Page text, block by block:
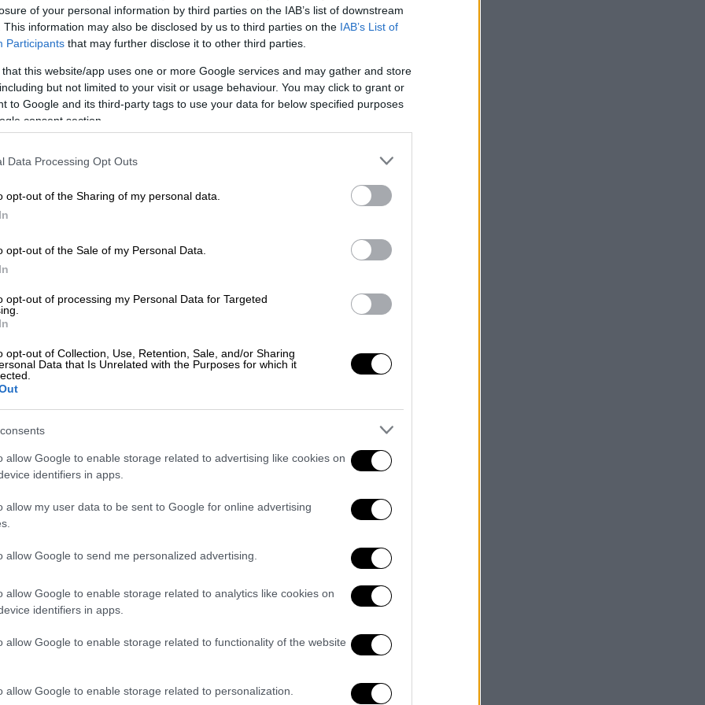
of your personal information by third parties on the IAB’s list of downstream
This information may also be disclosed by us to third parties on the IAB’s List of
Participants that may further disclose it to other third parties.
that this website/app uses one or more Google services and may gather and store
but not limited to your visit or usage behaviour. You may click to grant or
to Google and its third-party tags to use your data for below specified purposes
consent section.
Data Processing Opt Outs
opt-out of the Sharing of my personal data.
opt-out of the Sale of my Personal Data.
opt-out of processing my Personal Data for Targeted
opt-out of Collection, Use, Retention, Sale, and/or Sharing
Data that Is Unrelated with the Purposes for which it
allow Google to enable storage related to advertising like cookies on
identifiers in apps.
allow my user data to be sent to Google for online advertising
allow Google to send me personalized advertising.
allow Google to enable storage related to analytics like cookies on
identifiers in apps.
allow Google to enable storage related to functionality of the website
allow Google to enable storage related to personalization.
video
, η οποία έχει μια βαθιά ριζωμένη ιστορία
χρόνια πολιτισμού και 1000 χρόνια
χρόνια ζωής της και θα αποτελέσει το
χώρα μας», αναφέρει, ενώ αφήνοντας και
είπε με νόημα: «
πραξικοπήματος κατά της χώρας μας.
και τις παγίδες της εξάρτησης.
για να αντισταθμίσουμε τις απώλειες
νέα Κόκκινη Μηλιά του έθνους μας»,
στην ατζέντα της Τουρκίας
αναφέρει ότι το ψέμα ότι ηπρόσβαση της
απαγορεύτηκε από τα μυστικά άρθρα
ημερήσια διάταξη στις αρχές του 2023.
μέταλλα όπως βόριο, πετρέλαιο και χρυσό